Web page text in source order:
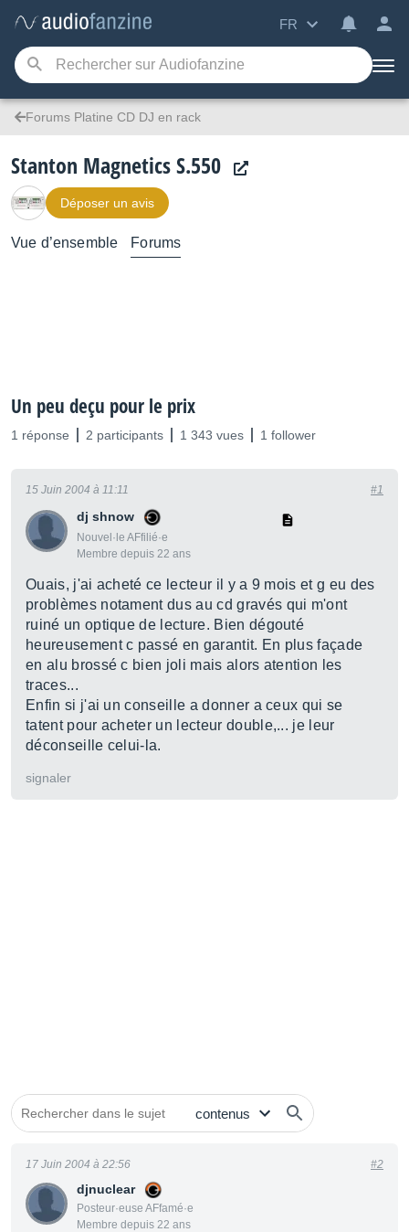
FR
Forums Platine CD DJ en rack
Stanton Magnetics S.550
Déposer un avis
Vue d’ensemble Forums
Un peu deçu pour le prix
1 réponse 2 participants 1 343 vues 1 follower
dj shnow
Nouvel·le AFfilié·e
Membre depuis 22 ans
15 Juin 2004 à 11:11 #1
Ouais, j'ai acheté ce lecteur il y a 9 mois et g eu des
problèmes notament dus au cd gravés qui m'ont
ruiné un optique de lecture. Bien dégouté
heureusement c passé en garantit. En plus façade
en alu brossé c bien joli mais alors atention les
traces...
Enfin si j'ai un conseille a donner a ceux qui se
tatent pour acheter un lecteur double,... je leur
déconseille celui-la.
signaler
djnuclear
Posteur·euse AFfamé·e
Membre depuis 22 ans
17 Juin 2004 à 22:56 #2